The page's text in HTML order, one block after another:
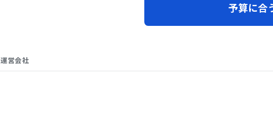
予算に合
運営会社